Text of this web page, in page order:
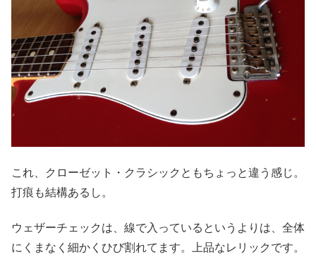
これ、クローゼット・クラシックともちょっと違う感じ。
打痕も結構あるし。
ウェザーチェックは、線で入っているというよりは、全体
にくまなく細かくひび割れてます。上品なレリックです。